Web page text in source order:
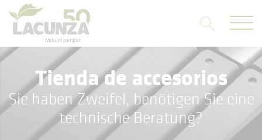
Tienda de accesorios
Sie haben Zweifel, benötigen Sie eine
technische Beratung?